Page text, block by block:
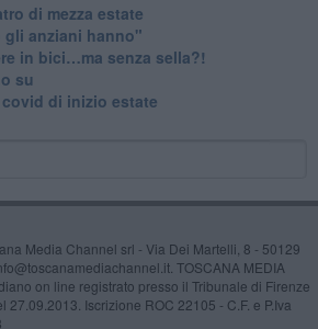
di mezza estate
gli anziani hanno"
in bici…ma senza sella?!
su
di inizio estate
Media Channel srl - Via Dei Martelli, 8 - 50129
TOSCANA MEDIA
on line registrato presso il Tribunale di Firenze
27.09.2013. Iscrizione ROC 22105 - C.F. e P.Iva